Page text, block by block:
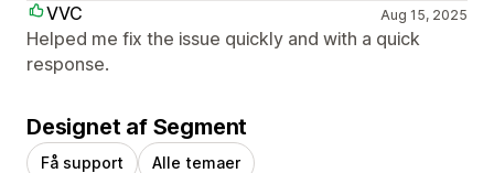
VVC
Aug 15, 2025
Helped me fix the issue quickly and with a quick
response.
Designet af Segment
Få support Alle temaer